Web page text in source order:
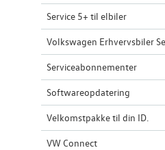
Service 5+ til elbiler
Volkswagen Erhvervsbiler
Serviceabonnementer
Softwareopdatering
Velkomstpakke til din ID.
VW Connect